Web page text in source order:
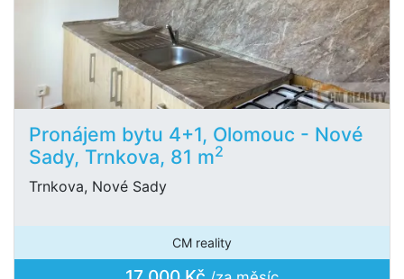
Pronájem bytu 4+1, Olomouc - Nové
Sady, Trnkova, 81 m2
Trnkova, Nové Sady
CM reality